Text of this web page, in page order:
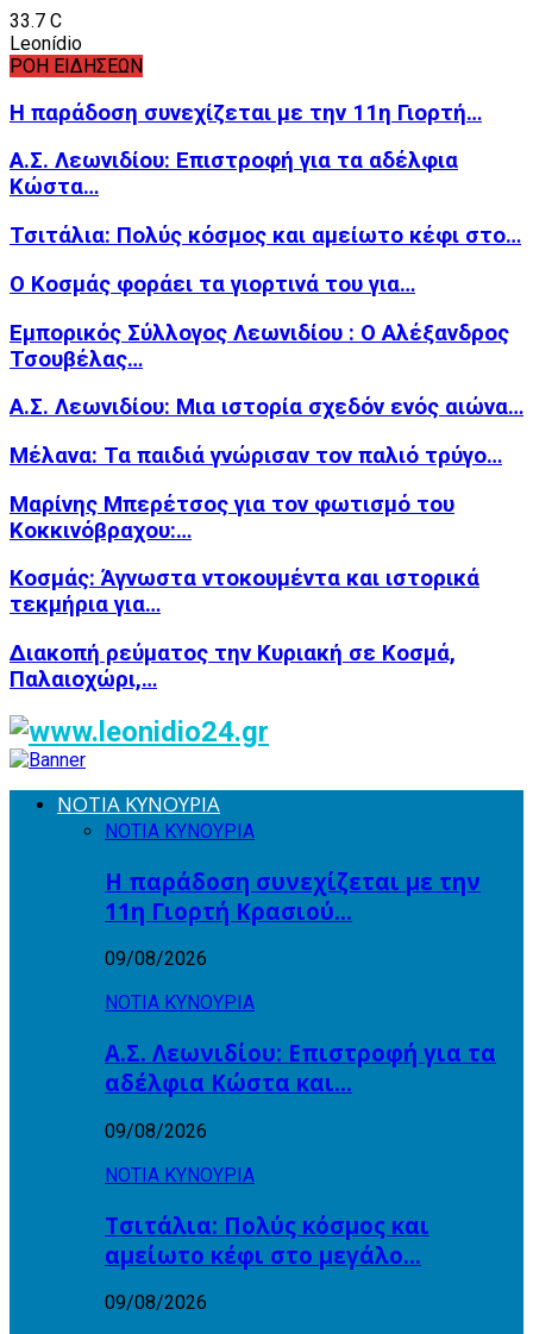
33.7 C
Leonídio
ΡΟΗ ΕΙΔΗΣΕΩΝ
Η παράδοση συνεχίζεται με την 11η Γιορτή…
Α.Σ. Λεωνιδίου: Επιστροφή για τα αδέλφια
Κώστα…
Τσιτάλια: Πολύς κόσμος και αμείωτο κέφι στο…
Ο Κοσμάς φοράει τα γιορτινά του για…
Εμπορικός Σύλλογος Λεωνιδίου : Ο Αλέξανδρος
Τσουβέλας…
Α.Σ. Λεωνιδίου: Μια ιστορία σχεδόν ενός αιώνα…
Μέλανα: Τα παιδιά γνώρισαν τον παλιό τρύγο…
Μαρίνης Μπερέτσος για τον φωτισμό του
Κοκκινόβραχου:…
Κοσμάς: Άγνωστα ντοκουμέντα και ιστορικά
τεκμήρια για…
Διακοπή ρεύματος την Κυριακή σε Κοσμά,
Παλαιοχώρι,…
ΝΟΤΙΑ ΚΥΝΟΥΡΙΑ
ΝΟΤΙΑ ΚΥΝΟΥΡΙΑ
Η παράδοση συνεχίζεται με την
11η Γιορτή Κρασιού…
09/08/2026
ΝΟΤΙΑ ΚΥΝΟΥΡΙΑ
Α.Σ. Λεωνιδίου: Επιστροφή για τα
αδέλφια Κώστα και…
09/08/2026
ΝΟΤΙΑ ΚΥΝΟΥΡΙΑ
Τσιτάλια: Πολύς κόσμος και
αμείωτο κέφι στο μεγάλο…
09/08/2026